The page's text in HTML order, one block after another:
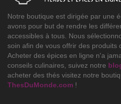
Notre boutique est dirigée par une
avons pour but de rendre les
accessibles à tous. Nous
soin afin de vous offrir des produits
Acheter des épices en ligne n'a
conseils culinaires, suivez notre
acheter des thés visitez notre
ThesDuMonde.com !